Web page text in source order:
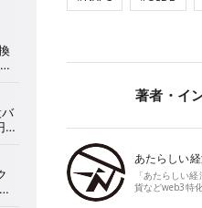
著者・イ
あたらしい
「あたらしい
貨などweb3特